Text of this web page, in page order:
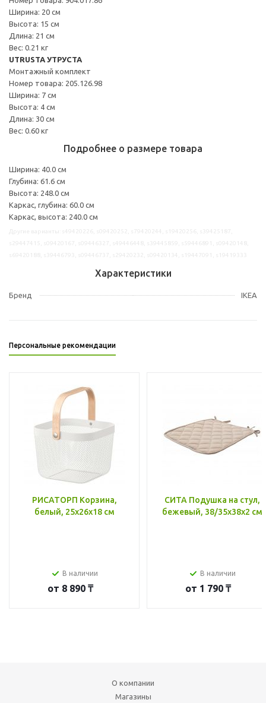
Ширина: 20 см
Высота: 15 см
Длина: 21 см
Вес: 0.21 кг
UTRUSTA УТРУСТА
Монтажный комплект
Номер товара: 205.126.98
Ширина: 7 см
Высота: 4 см
Длина: 30 см
Вес: 0.60 кг
Подробнее о размере товара
Ширина: 40.0 см
Глубина: 61.6 см
Высота: 248.0 см
Каркас, глубина: 60.0 см
Каркас, высота: 240.0 см
Характеристики
Бренд IKEA
Персональные рекомендации
РИСАТОРП Корзина,
белый, 25x26x18 см
В наличии
от 8 890 ₸
СИТА Подушка на стул,
бежевый, 38/35x38x2 см
В наличии
от 1 790 ₸
О компании
Магазины